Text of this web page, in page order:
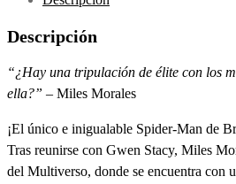
Descripción
“¿Hay una tripulación de élite con los
ella?” – Miles Morales
¡El único e inigualable Spider-Man de
Tras reunirse con Gwen Stacy, Miles
del Multiverso, donde se encuentra con